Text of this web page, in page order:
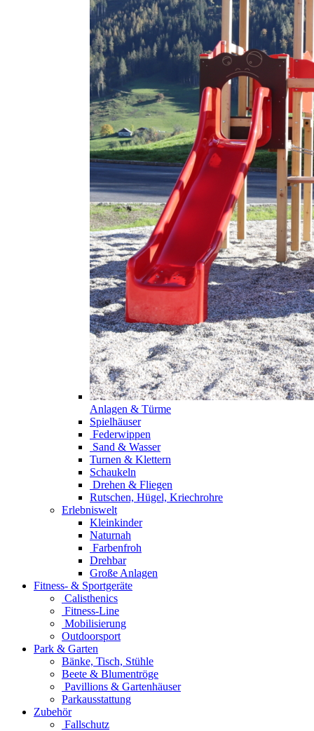
Anlagen & Türme
Spielhäuser
Federwippen
Sand & Wasser
Turnen & Klettern
Schaukeln
Drehen & Fliegen
Rutschen, Hügel, Kriechrohre
Erlebniswelt
Kleinkinder
Naturnah
Farbenfroh
Drehbar
Große Anlagen
Fitness- & Sportgeräte
Calisthenics
Fitness-Line
Mobilisierung
Outdoorsport
Park & Garten
Bänke, Tisch, Stühle
Beete & Blumentröge
Pavillions & Gartenhäuser
Parkausstattung
Zubehör
Fallschutz